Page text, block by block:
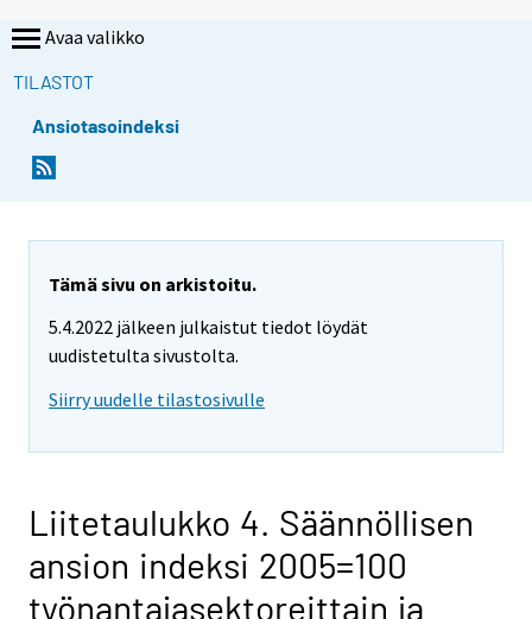
Avaa valikko
TILASTOT
Ansiotasoindeksi
Tämä sivu on arkistoitu.
5.4.2022 jälkeen julkaistut tiedot löydät
uudistetulta sivustolta.
Siirry uudelle tilastosivulle
Liitetaulukko 4. Säännöllisen
ansion indeksi 2005=100
työnantajasektoreittain ja